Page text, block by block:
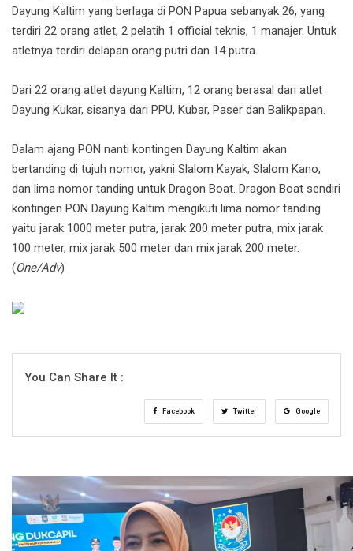
Dayung Kaltim yang berlaga di PON Papua sebanyak 26, yang
terdiri 22 orang atlet, 2 pelatih 1 official teknis, 1 manajer. Untuk
atletnya terdiri delapan orang putri dan 14 putra.
Dari 22 orang atlet dayung Kaltim, 12 orang berasal dari atlet
Dayung Kukar, sisanya dari PPU, Kubar, Paser dan Balikpapan.
Dalam ajang PON nanti kontingen Dayung Kaltim akan
bertanding di tujuh nomor, yakni Slalom Kayak, Slalom Kano,
dan lima nomor tanding untuk Dragon Boat. Dragon Boat sendiri
kontingen PON Dayung Kaltim mengikuti lima nomor tanding
yaitu jarak 1000 meter putra, jarak 200 meter putra, mix jarak
100 meter, mix jarak 500 meter dan mix jarak 200 meter.
(One/Adv)
You Can Share It :
Facebook Twitter Google